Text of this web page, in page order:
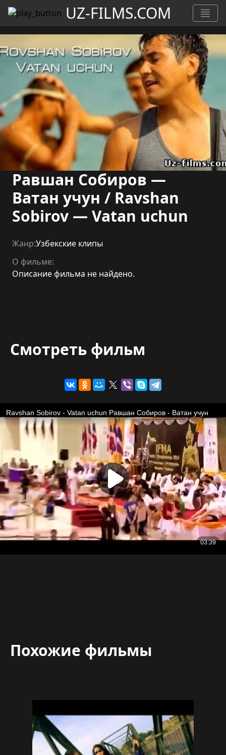
UZ-FILMS.COM
Равшан Собиров —
Ватан учун / Ravshan
Sobirov — Vatan uchun
Жанр:Узбекские клипы
О фильме:
Описание фильма не найдено.
Смотреть фильм
Похожие фильмы